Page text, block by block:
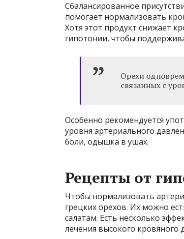
Сбалансированное
помогает нормализовать
Хотя этот продукт снижает
гипотонии, чтобы
Орехи
связанных с
Особенно рекомендуется
уровня артериального
боли, одышка в ушах.
Рецепты от
Чтобы нормализовать
грецких орехов. Их можно
салатам. Есть несколько
лечения высокого кровяного